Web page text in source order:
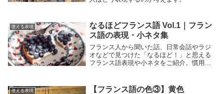
使える表現
なるほどフランス語 Vol.1｜フラン
ス語の表現・小ネタ集
フランス人から聞いた話、日常会話やラジ
オなどで見つけた「なるほど！」と思える
フランス語表現や小ネタをご紹介。慣用表
めています。
使える表現 【フランス語の色③】黄色